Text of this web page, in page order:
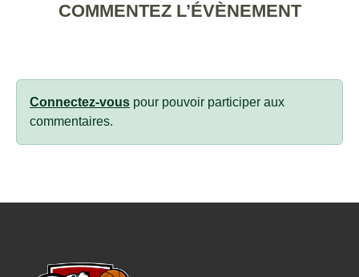
COMMENTEZ L’ÉVÈNEMENT
Connectez-vous pour pouvoir participer aux
commentaires.